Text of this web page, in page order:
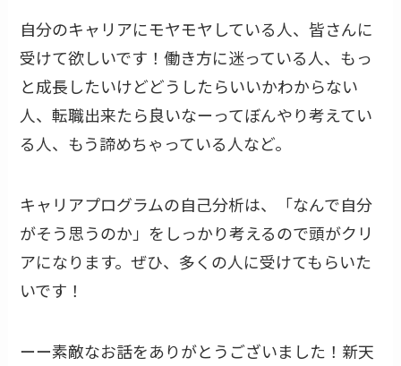
自分のキャリアにモヤモヤしている人、皆さんに
受けて欲しいです！働き方に迷っている人、もっ
と成長したいけどどうしたらいいかわからない
人、転職出来たら良いなーってぼんやり考えてい
る人、もう諦めちゃっている人など。
キャリアプログラムの自己分析は、「なんで自分
がそう思うのか」をしっかり考えるので頭がクリ
アになります。ぜひ、多くの人に受けてもらいた
いです！
ーー素敵なお話をありがとうございました！新天